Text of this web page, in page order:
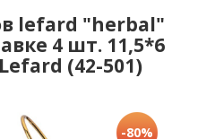
lefard "herbal"
4 шт. 11,5*6
(42-501)
-80%